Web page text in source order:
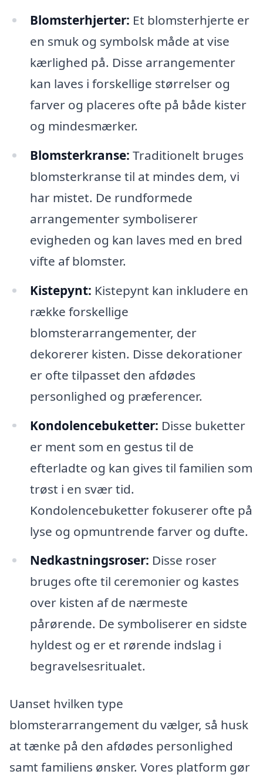
Blomsterhjerter: Et blomsterhjerte er
en smuk og symbolsk måde at vise
kærlighed på. Disse arrangementer
kan laves i forskellige størrelser og
farver og placeres ofte på både kister
og mindesmærker.
Blomsterkranse: Traditionelt bruges
blomsterkranse til at mindes dem, vi
har mistet. De rundformede
arrangementer symboliserer
evigheden og kan laves med en bred
vifte af blomster.
Kistepynt: Kistepynt kan inkludere en
række forskellige
blomsterarrangementer, der
dekorerer kisten. Disse dekorationer
er ofte tilpasset den afdødes
personlighed og præferencer.
Kondolencebuketter: Disse buketter
er ment som en gestus til de
efterladte og kan gives til familien som
trøst i en svær tid.
Kondolencebuketter fokuserer ofte på
lyse og opmuntrende farver og dufte.
Nedkastningsroser: Disse roser
bruges ofte til ceremonier og kastes
over kisten af de nærmeste
pårørende. De symboliserer en sidste
hyldest og er et rørende indslag i
begravelsesritualet.
Uanset hvilken type
blomsterarrangement du vælger, så husk
at tænke på den afdødes personlighed
samt familiens ønsker. Vores platform gør